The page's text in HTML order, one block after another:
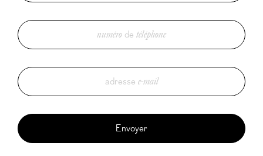
numéro de téléphone
adresse e-mail